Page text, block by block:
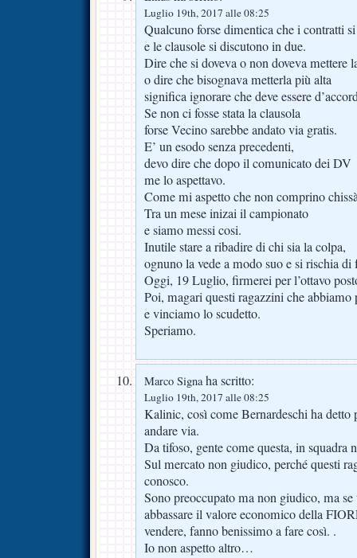
Luglio 19th, 2017 alle 08:25
Qualcuno forse dimentica che i contratti
e le clausole si discutono in due.
Dire che si doveva o non doveva mettere
o dire che bisognava metterla più alta
significa ignorare che deve essere
Se non ci fosse stata la clausola
forse Vecino sarebbe andato via gratis.
E’ un esodo senza precedenti,
devo dire che dopo il comunicato dei DV
me lo aspettavo.
Come mi aspetto che non comprino
Tra un mese inizai il campionato
e siamo messi cosi.
Inutile stare a ribadire di chi sia la colpa,
ognuno la vede a modo suo e si rischia
Oggi, 19 Luglio, firmerei per l’ottavo
Poi, magari questi ragazzini che
e vinciamo lo scudetto.
Speriamo.
Marco Signaha scritto:
Luglio 19th, 2017 alle 08:25
Kalinic, così come Bernardeschi ha detto
andare via.
Da tifoso, gente come questa, in
Sul mercato non giudico, perché questi
conosco.
Sono preoccupato ma non giudico, ma se
abbassare il valore economico della
vendere, fanno benissimo a fare così. .
Io non aspetto altro…